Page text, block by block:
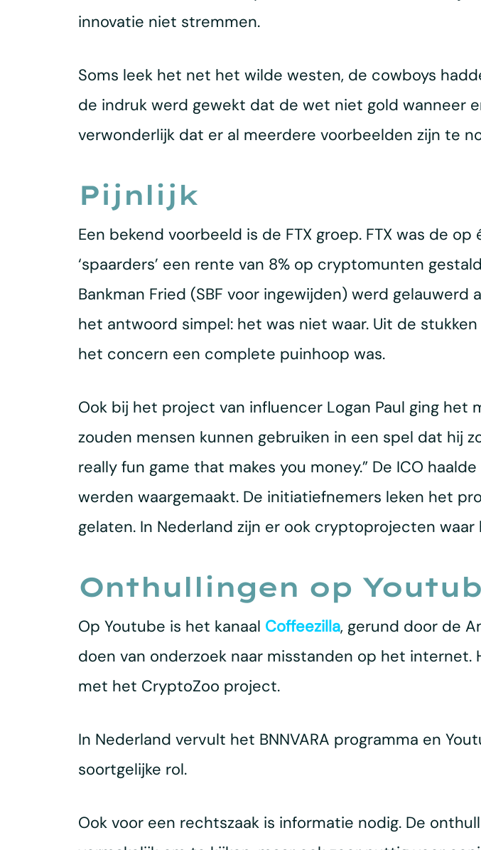
innovatie niet stremmen.
Soms leek het net het wilde westen, de cowboys
de indruk werd gewekt dat de wet niet gold wanneer
verwonderlijk dat er al meerdere voorbeelden zijn te
Pijnlijk
Een bekend voorbeeld is de FTX groep. FTX was de
‘spaarders’ een rente van 8% op cryptomunten
Bankman Fried (SBF voor ingewijden) werd
het antwoord simpel: het was niet waar. Uit de
het concern een complete puinhoop was.
Ook bij het project van influencer Logan Paul ging het
zouden mensen kunnen gebruiken in een spel dat hij
really fun game that makes you money.” De ICO
werden waargemaakt. De initiatiefnemers leken het
gelaten. In Nederland zijn er ook cryptoprojecten
Onthullingen op
Op Youtube is het kanaal Coffeezilla, gerund door de
doen van onderzoek naar misstanden op het
met het CryptoZoo project.
In Nederland vervult het BNNVARA programma en
soortgelijke rol.
Ook voor een rechtszaak is informatie nodig. De